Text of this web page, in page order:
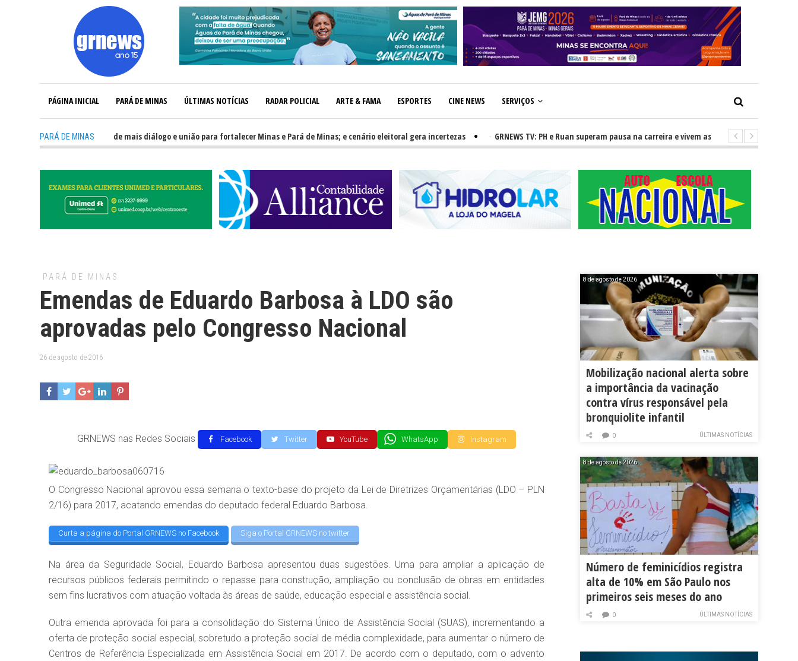
PÁGINA INICIAL PARÁ DE MINAS ÚLTIMAS NOTÍCIAS RADAR POLICIAL ARTE & FAMA ESPORTES CINE NEWS SERVIÇOS
PARÁ DE MINAS
TV: Política precisa de mais diálogo e união para fortalecer Minas e Pará de Minas; e cenário eleitoral gera incertezas GRNEWS TV: PH e Ruan superam pausa na carreira e vivem ascensão no cenário sertanejo
PARÁ DE MINAS
Emendas de Eduardo Barbosa à LDO são
aprovadas pelo Congresso Nacional
26 de agosto de 2016
GRNEWS nas Redes Sociais Facebook Twitter YouTube WhatsApp Instagram
O Congresso Nacional aprovou essa semana o texto-base do projeto da Lei de Diretrizes Orçamentárias (LDO – PLN
2/16) para 2017, acatando emendas do deputado federal Eduardo Barbosa.
Curta a página do Portal GRNEWS no Facebook Siga o Portal GRNEWS no twitter
Na área da Seguridade Social, Eduardo Barbosa apresentou duas sugestões. Uma para ampliar a aplicação de
recursos públicos federais permitindo o repasse para construção, ampliação ou conclusão de obras em entidades
sem fins lucrativos com atuação voltada às áreas de saúde, educação especial e assistência social.
Outra emenda aprovada foi para a consolidação do Sistema Único de Assistência Social (SUAS), incrementando a
oferta de proteção social especial, sobretudo a proteção social de média complexidade, para aumentar o número de
Centros de Referência Especializada em Assistência Social em 2017. De acordo com o deputado, com o advento
8 de agosto de 2026
Mobilização nacional alerta sobre
a importância da vacinação
contra vírus responsável pela
bronquiolite infantil
ÚLTIMAS NOTÍCIAS
0
8 de agosto de 2026
Número de feminicídios registra
alta de 10% em São Paulo nos
primeiros seis meses do ano
ÚLTIMAS NOTÍCIAS
0